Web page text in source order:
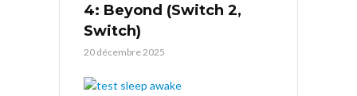
4: Beyond (Switch 2,
Switch)
20 décembre 2025